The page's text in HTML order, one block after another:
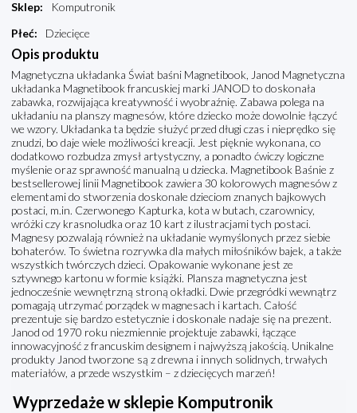
Sklep:
Komputronik
Płeć: Dziecięce
Opis produktu
Magnetyczna układanka Świat baśni Magnetibook, Janod Magnetyczna
układanka Magnetibook francuskiej marki JANOD to doskonała
zabawka, rozwijająca kreatywność i wyobraźnię. Zabawa polega na
układaniu na planszy magnesów, które dziecko może dowolnie łączyć
we wzory. Układanka ta będzie służyć przed długi czas i nieprędko się
znudzi, bo daje wiele możliwości kreacji. Jest pięknie wykonana, co
dodatkowo rozbudza zmysł artystyczny, a ponadto ćwiczy logiczne
myślenie oraz sprawność manualną u dziecka. Magnetibook Baśnie z
bestsellerowej linii Magnetibook zawiera 30 kolorowych magnesów z
elementami do stworzenia doskonale dzieciom znanych bajkowych
postaci, m.in. Czerwonego Kapturka, kota w butach, czarownicy,
wróżki czy krasnoludka oraz 10 kart z ilustracjami tych postaci.
Magnesy pozwalają również na układanie wymyślonych przez siebie
bohaterów. To świetna rozrywka dla małych miłośników bajek, a także
wszystkich twórczych dzieci. Opakowanie wykonane jest ze
sztywnego kartonu w formie książki. Plansza magnetyczna jest
jednocześnie wewnętrzną stroną okładki. Dwie przegródki wewnątrz
pomagają utrzymać porządek w magnesach i kartach. Całość
prezentuje się bardzo estetycznie i doskonale nadaje się na prezent.
Janod od 1970 roku niezmiennie projektuje zabawki, łączące
innowacyjność z francuskim designem i najwyższą jakością. Unikalne
produkty Janod tworzone są z drewna i innych solidnych, trwałych
materiałów, a przede wszystkim – z dziecięcych marzeń!
Wyprzedaże w sklepie Komputronik